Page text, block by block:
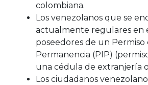
colombiana.
Los venezolanos que se
actualmente regulares en
poseedores de un Permiso
Permanencia (PIP)
una cédula de extranjería
Los ciudadanos